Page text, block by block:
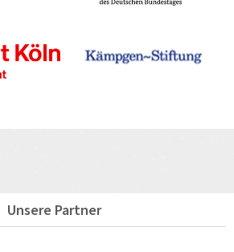
Unsere Partner